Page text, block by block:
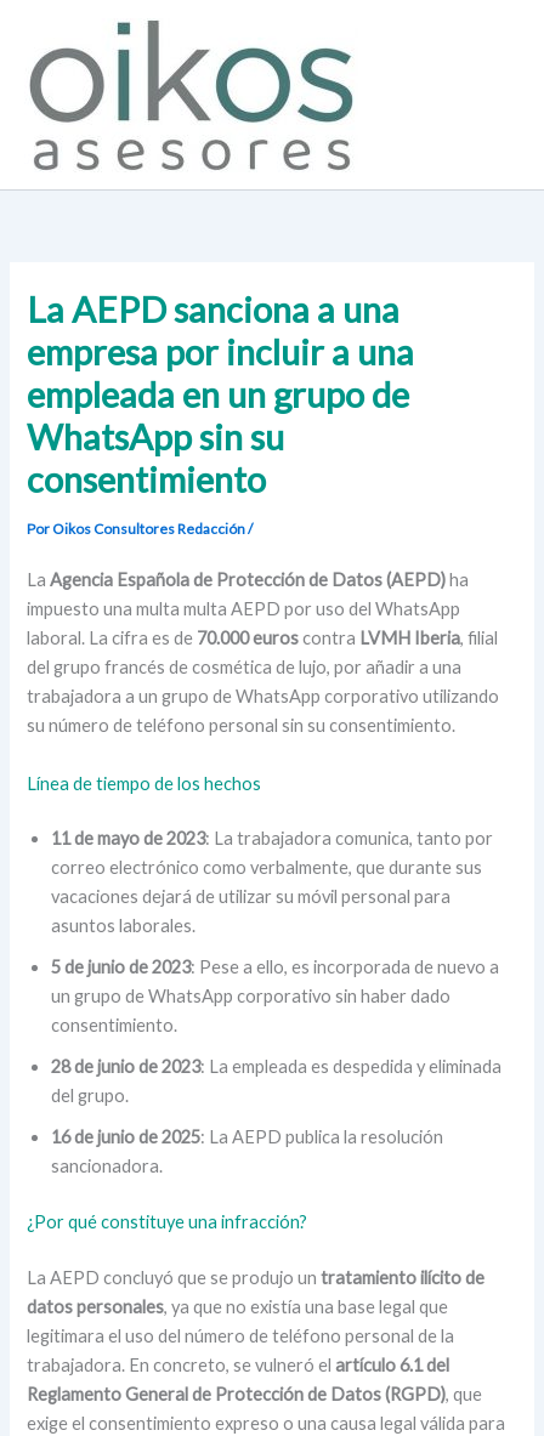
contenido
La AEPD sanciona a una
empresa por incluir a una
empleada en un grupo de
WhatsApp sin su
consentimiento
Por Oikos ConsultoresRedacción/
LaAgencia Española de Protección de Datos (AEPD)ha
impuesto una multa multa AEPD por uso del WhatsApp
laboral. La cifra es de 70.000 euroscontra LVMH Iberia, filial
del grupo francés de cosmética de lujo, por añadir a una
trabajadora a un grupo de WhatsApp corporativo utilizando
su número de teléfono personal sin su consentimiento.
Línea de tiempo de los hechos
11 de mayo de 2023: La trabajadora comunica, tanto por
correo electrónico como verbalmente, que durante sus
vacaciones dejará de utilizar su móvil personal para
asuntos laborales.
5 de junio de 2023: Pese a ello, es incorporada de nuevo a
un grupo de WhatsApp corporativo sin haber dado
consentimiento.
28 de junio de 2023: La empleada es despedida y eliminada
del grupo.
16 de junio de 2025: La AEPD publica la resolución
sancionadora.
¿Por qué constituye una infracción?
La AEPD concluyó que se produjo untratamiento ilícito de
datos personales, ya que no existía una base legal que
legitimara el uso del número de teléfono personal de la
trabajadora. En concreto, se vulneró elartículo 6.1 del
Reglamento General de Protección de Datos (RGPD), que
exige el consentimiento expreso o una causa legal válida para